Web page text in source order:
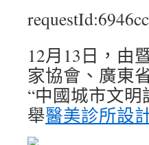
12月13日，由
家協會、廣東
“中國城市文
舉醫美診所設